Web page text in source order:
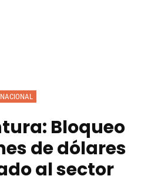
NACIONAL
Bloqueo
de dólares
al sector